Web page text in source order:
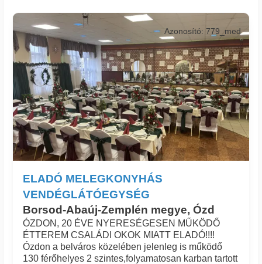
ELADÓ MELEGKONYHÁS
VENDÉGLÁTÓEGYSÉG
Borsod-Abaúj-Zemplén megye, Ózd
Azonosító: 779_med
ÓZDON, 20 ÉVE NYERESÉGESEN MŰKÖDŐ
ÉTTEREM CSALÁDI OKOK MIATT ELADÓ!!!!
Ózdon a belváros közelében jelenleg is működő
130 férőhelyes 2 szintes,folyamatosan karban tartott